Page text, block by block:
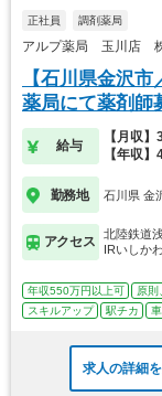
正社員 調剤薬局
アルプ薬局 玉川店 株
【石川県金沢
薬局にて薬剤師
給与
【月収
【年収
勤務地 石川県 金
アクセス
北陸鉄道
IRいしか
年収550万円以上可 原則
スキルアップ
駅チカ
求人の詳細